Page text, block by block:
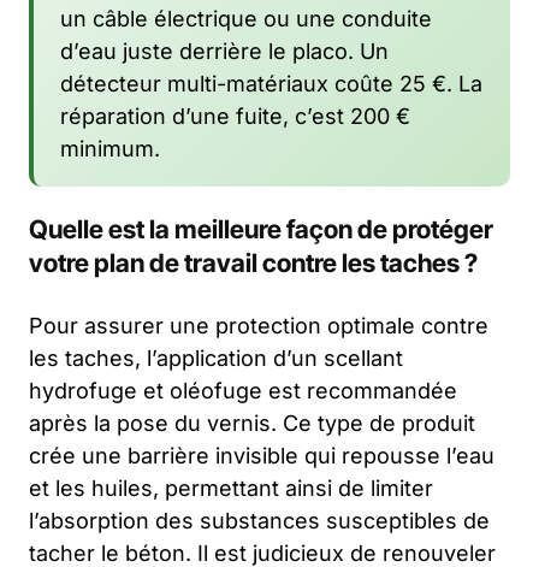
un câble électrique ou une conduite
d’eau juste derrière le placo. Un
détecteur multi-matériaux coûte 25 €. La
réparation d’une fuite, c’est 200 €
minimum.
Quelle est la meilleure façon de protéger
votre plan de travail contre les taches ?
Pour assurer une protection optimale contre
les taches, l’application d’un scellant
hydrofuge et oléofuge est recommandée
après la pose du vernis. Ce type de produit
crée une barrière invisible qui repousse l’eau
et les huiles, permettant ainsi de limiter
l’absorption des substances susceptibles de
tacher le béton. Il est judicieux de renouveler